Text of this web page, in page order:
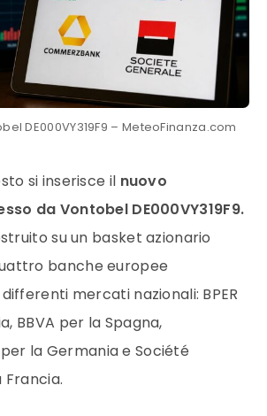
DE000VY319F9 – MeteoFinanza.com
si inserisce il nuovo
da Vontobel DE000VY319F9.
su un basket azionario
banche europee
mercati nazionali: BPER
BBVA per la Spagna,
la Germania e Société